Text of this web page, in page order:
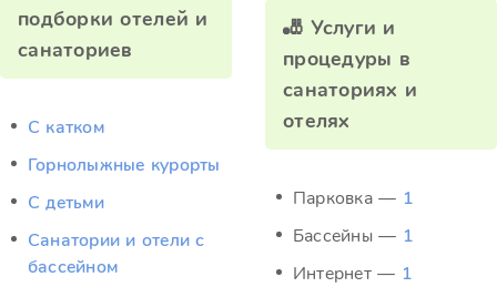
подборки отелей и
санаториев
C катком
Горнолыжные курорты
С детьми
Санатории и отели с
бассейном
🎳 Услуги и
процедуры в
санаториях и
отелях
Парковка — 1
Бассейны — 1
Интернет — 1